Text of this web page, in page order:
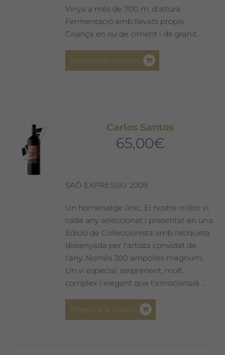
a
la
pàgina
Vinya a més de 700 m. d’altura.
Fermentació amb llevats propis.
Criança en ou de ciment i de granit.
Seleccionar opcions
opcions
pàgina
del
producte
Carlos Santos
65,00€
SAÓ EXPRESSIU 2009
Un homenatge únic. El nostre millor vi,
cada any seleccionat i presentat en una
Edició de Col·leccionista amb l'etiqueta
dissenyada per l'artista convidat de
l'any. Només 300 ampolles màgnum.
Un vi especial, sorprenent, molt
complex i elegant que t'emocionarà ...
Afegeix a la cistella